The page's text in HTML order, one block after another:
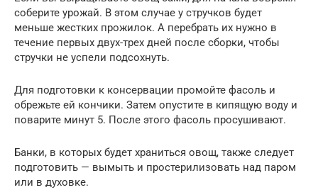
соберите урожай. В этом случае у стручков будет
меньше жестких прожилок. А перебрать их нужно в
течение первых двух-трех дней после сборки, чтобы
стручки не успели подсохнуть.
Для подготовки к консервации промойте фасоль и
обрежьте ей кончики. Затем опустите в кипящую воду и
поварите минут 5. После этого фасоль просушивают.
Банки, в которых будет храниться овощ, также следует
подготовить — вымыть и простерилизовать над паром
или в духовке.